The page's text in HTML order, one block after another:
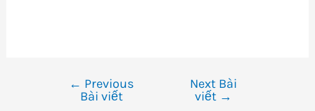
← Previous
Bài viết
Next Bài
viết →